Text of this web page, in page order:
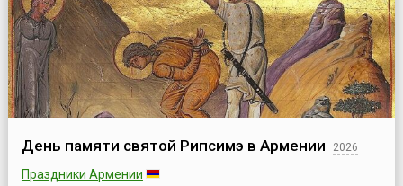
День памяти святой Рипсимэ в Армении 2026
Праздники Армении